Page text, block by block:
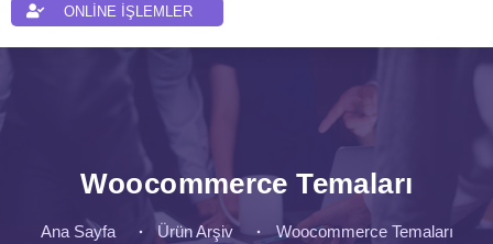
ONLİNE İŞLEMLER
Woocommerce Temaları
Ana Sayfa Ürün Arşiv Woocommerce Temaları